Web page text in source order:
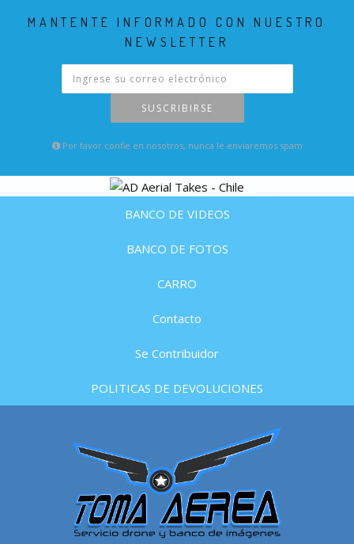
MANTENTE INFORMADO CON NUESTRO
NEWSLETTER
SUSCRIBIRSE
Por favor confie en nosotros, nunca le enviaremos spam
BANCO DE VIDEOS
BANCO DE FOTOS
CARRO
Contacto
Se Contribuidor
POLITICAS DE DEVOLUCIONES